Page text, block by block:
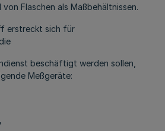
Flaschen als Maßbehältnissen.
erstreckt sich für
beschäftigt werden sollen,
Meßgeräte: